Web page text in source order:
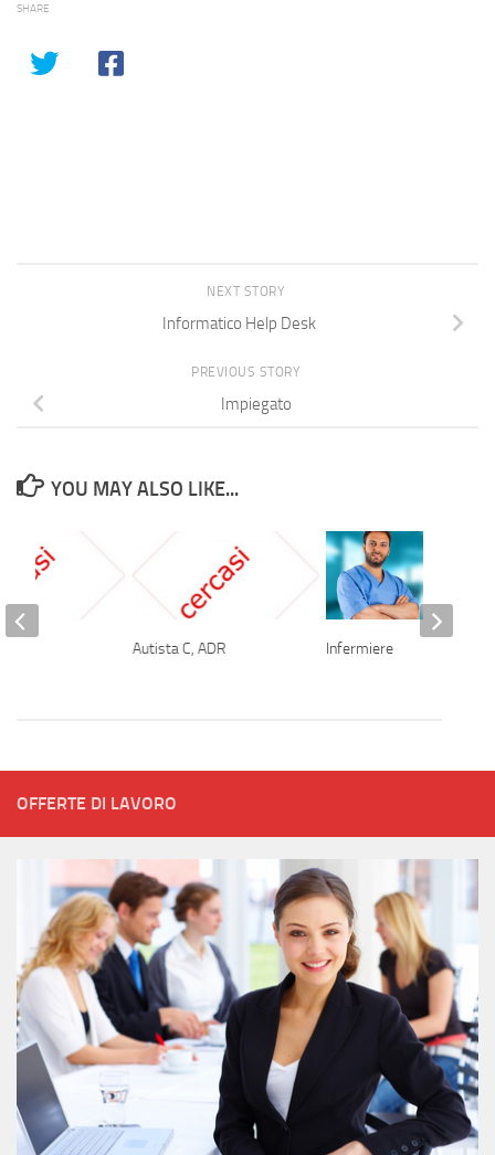
SHARE
NEXT STORY
Informatico Help Desk
PREVIOUS STORY
Impiegato
YOU MAY ALSO LIKE...
Autista C, ADR Infermiere
OFFERTE DI LAVORO